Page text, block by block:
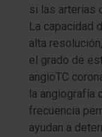
si las arterias
La capacidad
alta
el grado de
angioTC
la angiografía
frecuencia
ayudan a